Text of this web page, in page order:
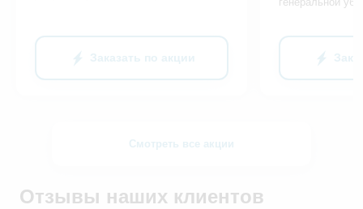
Заказать по акции
Смотреть все акции
Отзывы наших клиентов